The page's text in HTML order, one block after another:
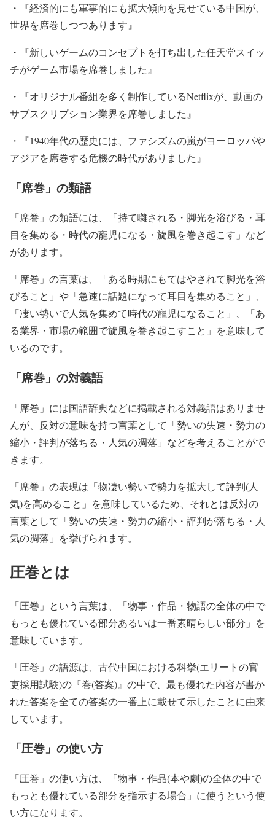
・『経済的にも軍事的にも拡大傾向を見せている中国が、
世界を席巻しつつあります』
・『新しいゲームのコンセプトを打ち出した任天堂スイッ
チがゲーム市場を席巻しました』
・『オリジナル番組を多く制作しているNetflixが、動画の
サブスクリプション業界を席巻しました』
・『1940年代の歴史には、ファシズムの嵐がヨーロッパや
アジアを席巻する危機の時代がありました』
「席巻」の類語
「席巻」 の類語には、
「持て囃される・脚光を浴びる・耳
目を集める・時代の寵児になる・旋風を巻き起こす」 など
があります。
「席巻」 の言葉は、
「ある時期にもてはやされて脚光を浴
びること」 や 「急速に話題になって耳目を集めること」 、
「凄い勢いで人気を集めて時代の寵児になること」 、
「あ
る業界・市場の範囲で旋風を巻き起こすこと」 を意味して
いるのです。
「席巻」の対義語
「席巻」 には国語辞典などに掲載される対義語はありませ
んが、反対の意味を持つ言葉として 「勢いの失速・勢力の
縮小・評判が落ちる・人気の凋落」 などを考えることがで
きます。
「席巻」 の表現は 「物凄い勢いで勢力を拡大して評判(人
気)を高めること」 を意味しているため、それとは反対の
言葉として 「勢いの失速・勢力の縮小・評判が落ちる・人
気の凋落」 を挙げられます。
圧巻とは
「圧巻」 という言葉は、
「物事・作品・物語の全体の中で
もっとも優れている部分あるいは一番素晴らしい部分」 を
意味しています。
「圧巻」 の語源は、古代中国における科挙(エリートの官
吏採用試験)の『巻(答案)』の中で、最も優れた内容が書か
れた答案を全ての答案の一番上に載せて示したことに由来
しています。
「圧巻」の使い方
「圧巻」 の使い方は、
「物事・作品(本や劇)の全体の中で
もっとも優れている部分を指示する場合」 に使うという使
い方になります。